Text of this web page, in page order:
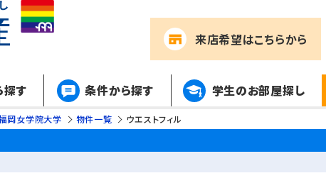
来店希望はこちらから
探す 条件から探す 学生のお部屋探し
岡女学院大学 物件一覧 ウエストフィル